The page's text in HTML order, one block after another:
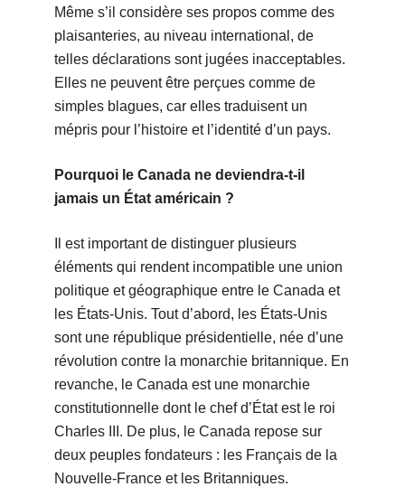
Même s’il considère ses propos comme des
plaisanteries, au niveau international, de
telles déclarations sont jugées inacceptables.
Elles ne peuvent être perçues comme de
simples blagues, car elles traduisent un
mépris pour l’histoire et l’identité d’un pays.
Pourquoi le Canada ne deviendra-t-il
jamais un État américain ?
Il est important de distinguer plusieurs
éléments qui rendent incompatible une union
politique et géographique entre le Canada et
les États-Unis. Tout d’abord, les États-Unis
sont une république présidentielle, née d’une
révolution contre la monarchie britannique. En
revanche, le Canada est une monarchie
constitutionnelle dont le chef d’État est le roi
Charles III. De plus, le Canada repose sur
deux peuples fondateurs : les Français de la
Nouvelle-France et les Britanniques.